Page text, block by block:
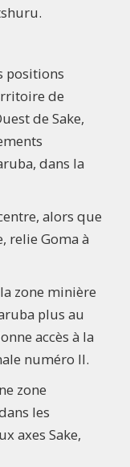
positions
de
de Sake,
dans la
alors que
relie Goma à
zone minière
plus au
accès à la
numéro II.
zone
les
axes Sake,